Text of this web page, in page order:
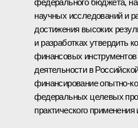
научных исследований и
достижения высоких
и разработках утвердить
финансовых
деятельности в
финансирование опытно-
федеральных целевых
практического применения